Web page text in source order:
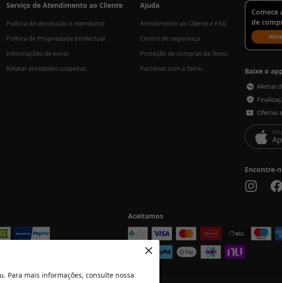
Serviço de Atendimento ao Cliente
Política de devolução e reembolso
Política de Propriedade Intelectual
Informações de envio
Relatar atividades suspeitas
Ajuda
Atendimento ao Cliente e FAQ
Centro de segurança
Proteção de compras da Temu
Parcerias com a Temu
Comece
de
Baixe o
Ofertas
Encontre-
Aceitamos
Para mais informações, consulte nossa